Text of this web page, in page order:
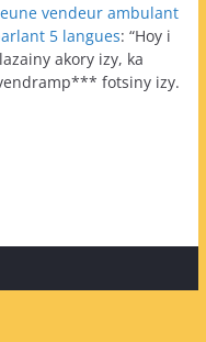
vendeur ambulant
5 langues: “Hoy i
akory izy, ka
fotsiny izy.